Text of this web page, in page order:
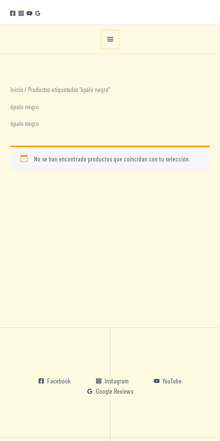
contenido
Inicio / Productos etiquetados “ópalo negro”
ópalo negro
ópalo negro
No se han encontrado productos que coincidan con tu selección.
Facebook Instagram
YouTube
Google Reviews